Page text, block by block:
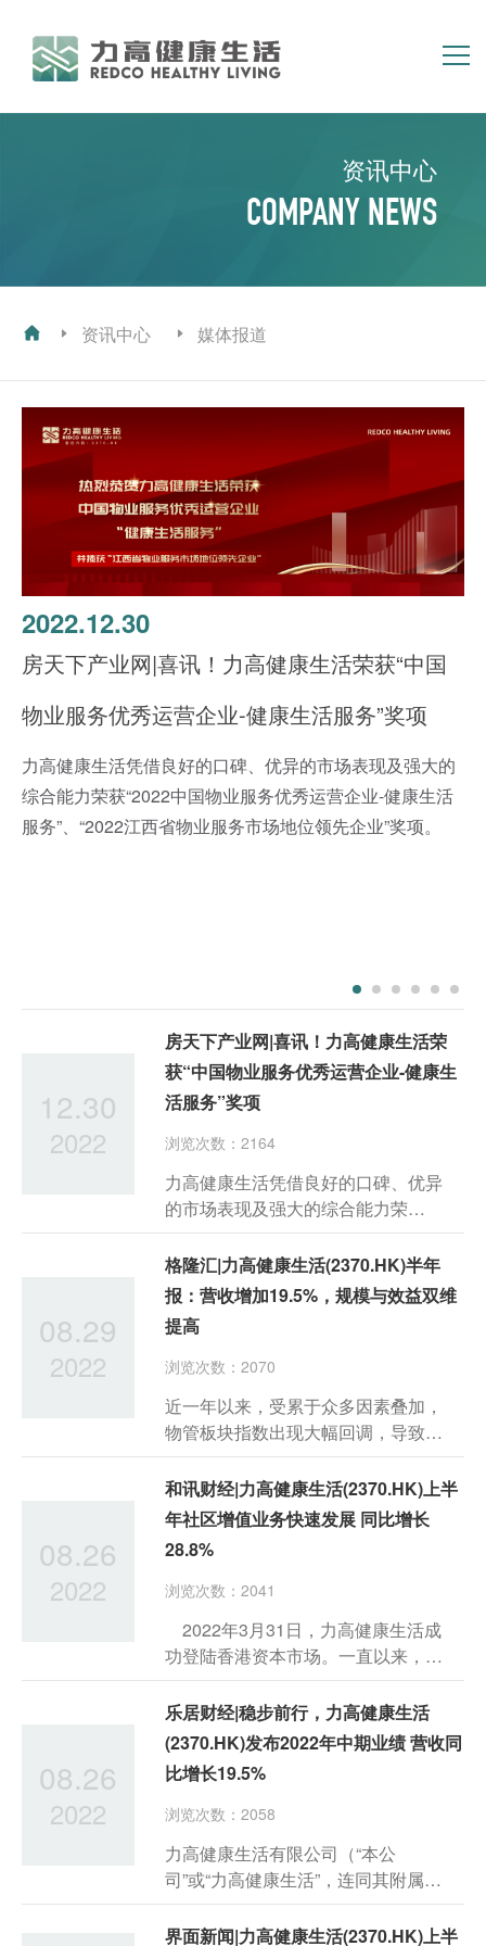
人力资源
资讯中心
COMPANY NEWS
资讯中心 媒体报道
2022.12.30
房天下产业网|喜讯！力高健康生活荣获“中国
物业服务优秀运营企业-健康生活服务”奖项
力高健康生活凭借良好的口碑、优异的市场表现及强大的
综合能力荣获“2022中国物业服务优秀运营企业-健康生活
服务”、“2022江西省物业服务市场地位领先企业”奖项。
12.30
2022
房天下产业网|喜讯！力高健康生活荣
获“中国物业服务优秀运营企业-健康生
活服务”奖项
浏览次数：2164
力高健康生活凭借良好的口碑、优异
的市场表现及强大的综合能力荣
获“2022中国物业服务优秀运营企业-健
康生活服务”、“2022江西省物业服务市
场地位领先企业”奖项。
08.29
2022
格隆汇|力高健康生活(2370.HK)半年
报：营收增加19.5%，规模与效益双维
提高
浏览次数：2070
近一年以来，受累于众多因素叠加，
物管板块指数出现大幅回调，导致行
业估值失真。直至近期，这一情况出
现扭转，物管板块开始底部企稳。究
其原因，其一在于政策基调出现软
化，或将带动开发企业现金流的改
善。
08.26
2022
和讯财经|力高健康生活(2370.HK)上半
年社区增值业务快速发展 同比增长
28.8%
浏览次数：2041
2022年3月31日，力高健康生活成
功登陆香港资本市场。一直以来，力
高健康生活不忘初心，秉持着“力致健
康美好生活”的品牌理念，专注服务品
质和服务能力的提升，依托“生活+健
康”的双管家服务理念，以科技赋能业
务，以品质服务业主，积极拓展，服
务网络现已覆盖长江三角洲、大湾
略意义的核心区域，叠加高效、精细
化的经营管理模式，2022上半年业绩
08.26
2022
乐居财经|稳步前行，力高健康生活
(2370.HK)发布2022年中期业绩 营收同
比增长19.5%
浏览次数：2058
力高健康生活有限公司（“本公
司”或“力高健康生活”，连同其附属公
司统称“本集团”，香港联交所股份代
号：2370），欣然宣布截至2022年6
界面新闻|力高健康生活(2370.HK)上半